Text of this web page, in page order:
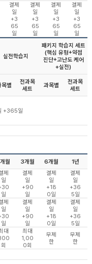
결제
일
+3
65
일
결제
일
+3
65
일
결제
일
+3
65
일
결제
일
+3
65
일
실전학습지
패키지 학습지 세트
(핵심 유형+약점
진단+고난도 케어
+실전)
목별
전과목
세트
과목별
전과목
세트
+365일
월 3개월 6개월 1년
제
일
일
결제
일
+90
일
결제
일
+18
0일
결제
일
+36
5일
제
일
일
결제
일
+90
일
결제
일
+18
0일
결제
일
+36
5일
대
회
최대
1,00
0회
무제
한
무제
한